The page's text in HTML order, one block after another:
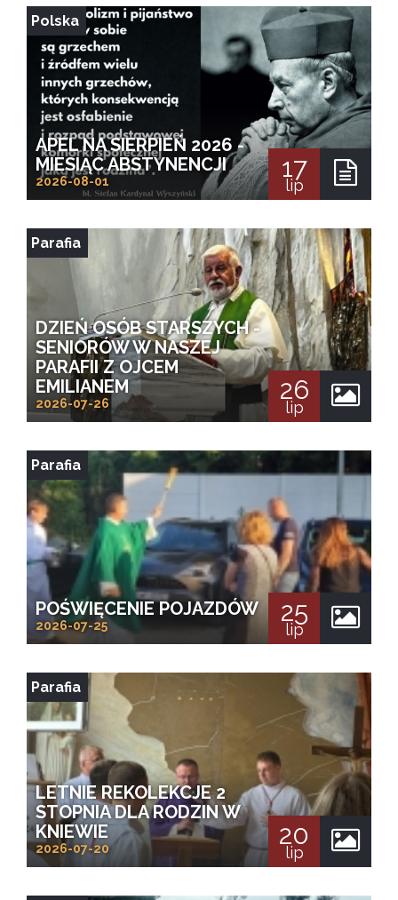
17
lip
APEL NA SIERPIEŃ 2026 -
MIESIĄC ABSTYNENCJI
2026-08-01
Polska
26
lip
DZIEŃ OSÓB STARSZYCH -
SENIORÓW W NASZEJ
PARAFII Z OJCEM
EMILIANEM
2026-07-26
Parafia
25
lip
POŚWIĘCENIE POJAZDÓW
2026-07-25
Parafia
20
lip
LETNIE REKOLEKCJE 2
STOPNIA DLA RODZIN W
KNIEWIE
2026-07-20
Parafia